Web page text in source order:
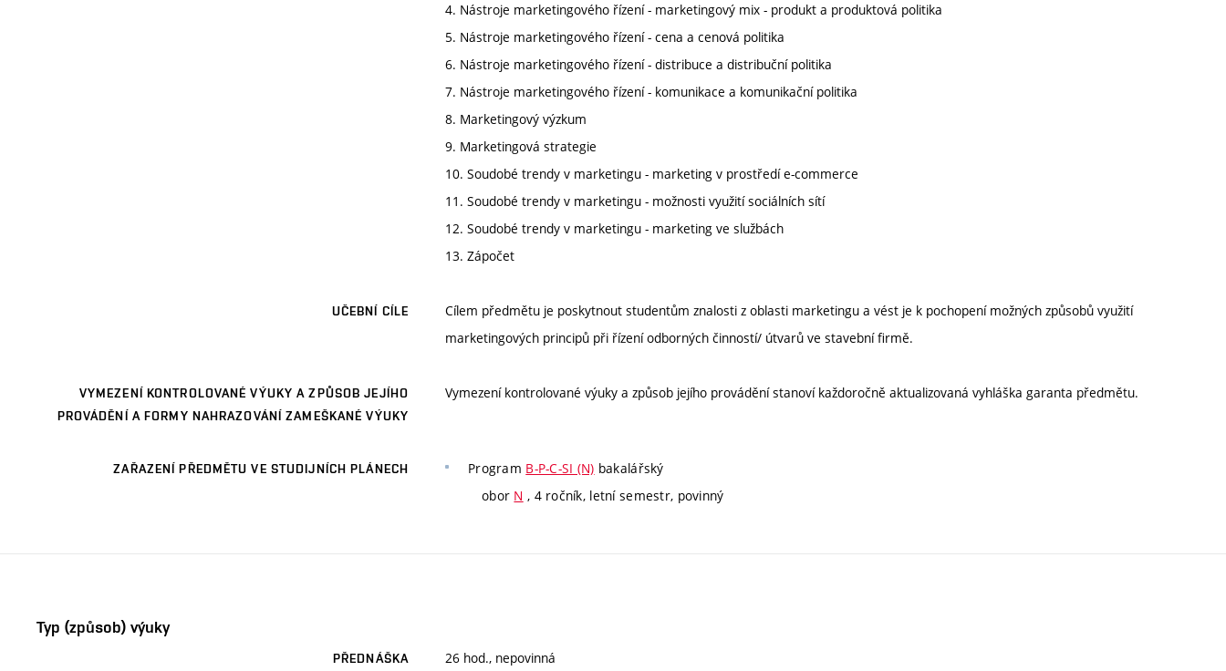
4. Nástroje marketingového řízení - marketingový mix - produkt a produktová politika
5. Nástroje marketingového řízení - cena a cenová politika
6. Nástroje marketingového řízení - distribuce a distribuční politika
7. Nástroje marketingového řízení - komunikace a komunikační politika
8. Marketingový výzkum
9. Marketingová strategie
10. Soudobé trendy v marketingu - marketing v prostředí e-commerce
11. Soudobé trendy v marketingu - možnosti využití sociálních sítí
12. Soudobé trendy v marketingu - marketing ve službách
13. Zápočet
UČEBNÍ CÍLE
Cílem předmětu je poskytnout studentům znalosti z oblasti marketingu a vést je k pochopení možných způsobů využití
marketingových principů při řízení odborných činností/ útvarů ve stavební firmě.
VYMEZENÍ KONTROLOVANÉ VÝUKY A ZPŮSOB JEJÍHO
PROVÁDĚNÍ A FORMY NAHRAZOVÁNÍ ZAMEŠKANÉ VÝUKY
Vymezení kontrolované výuky a způsob jejího provádění stanoví každoročně aktualizovaná vyhláška garanta předmětu.
ZAŘAZENÍ PŘEDMĚTU VE STUDIJNÍCH PLÁNECH Program B-P-C-SI (N) bakalářský
obor N , 4 ročník, letní semestr, povinný
Typ (způsob) výuky
PŘEDNÁŠKA 26 hod., nepovinná